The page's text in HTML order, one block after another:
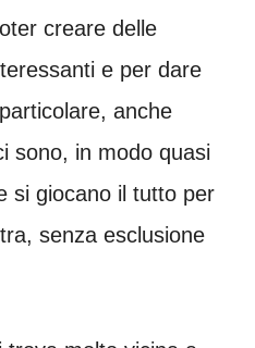
creare delle
e per dare
anche
sono, in modo quasi
si giocano il tutto per
senza esclusione